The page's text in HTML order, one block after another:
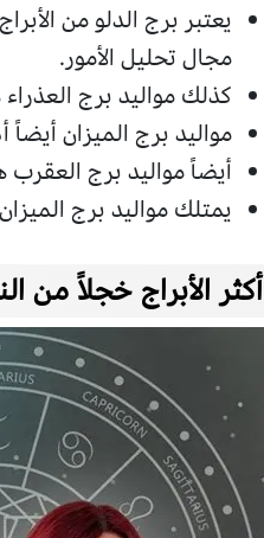
يعتبر برج الدلو من
مجال تحليل الأمور.
كذلك مواليد برج
مواليد برج الميزان أيضاً
أيضاً مواليد برج العقرب
يمتلك مواليد برج
أكثر الأبراج خجلاً من